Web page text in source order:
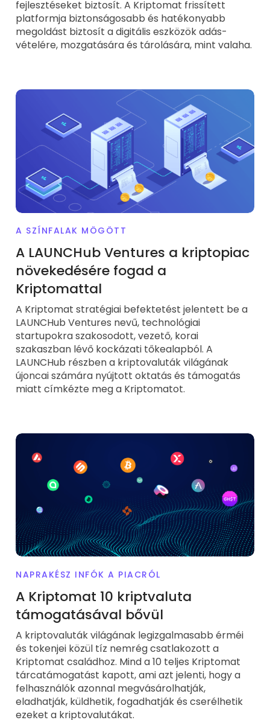
fejlesztéseket biztosít. A Kriptomat frissített
platformja biztonságosabb és hatékonyabb
megoldást biztosít a digitális eszközök adás-
vételére, mozgatására és tárolására, mint valaha.
A SZÍNFALAK MÖGÖTT
A LAUNCHub Ventures a kriptopiac
növekedésére fogad a
Kriptomattal
A Kriptomat stratégiai befektetést jelentett be a
LAUNCHub Ventures nevű, technológiai
startupokra szakosodott, vezető, korai
szakaszban lévő kockázati tőkealapból. A
LAUNCHub részben a kriptovaluták világának
újoncai számára nyújtott oktatás és támogatás
miatt címkézte meg a Kriptomatot.
NAPRAKÉSZ INFÓK A PIACRÓL
A Kriptomat 10 kriptvaluta
támogatásával bővül
A kriptovaluták világának legizgalmasabb érméi
és tokenjei közül tíz nemrég csatlakozott a
Kriptomat családhoz. Mind a 10 teljes Kriptomat
tárcatámogatást kapott, ami azt jelenti, hogy a
felhasználók azonnal megvásárolhatják,
eladhatják, küldhetik, fogadhatják és cserélhetik
ezeket a kriptovalutákat.